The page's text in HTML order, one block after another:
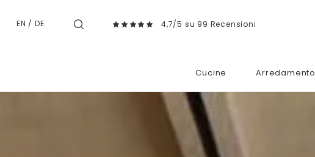
EN / DE 4,7/5 su 99 Recensioni
Cucine Arredamento